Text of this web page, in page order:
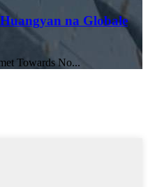
na Globale
Towards No...